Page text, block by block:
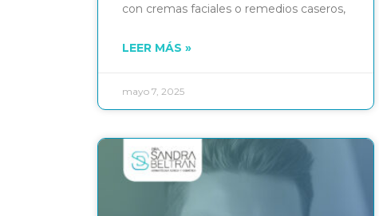
con cremas faciales o remedios caseros,
LEER MÁS »
mayo 7, 2025